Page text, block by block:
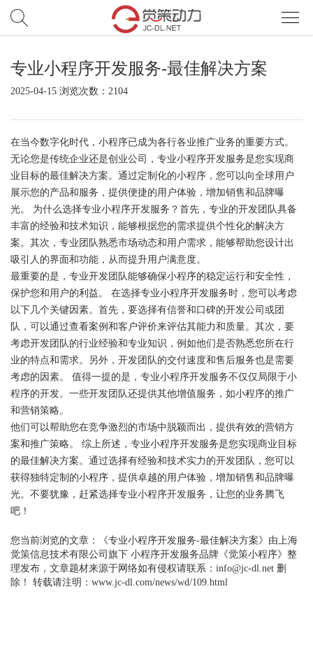
开
发
程
序/APP
开
发
例
觉
策
新
系
专业小程序开发服务-最佳解决方案
2025-04-15 浏览次数：2104
在当今数字化时代，小程序已成为各行各业推广业务的重要方式。
无论您是传统企业还是创业公司，专业小程序开发服务是您实现商
业目标的最佳解决方案。通过定制化的小程序，您可以向全球用户
展示您的产品和服务，提供便捷的用户体验，增加销售和品牌曝
光。 为什么选择专业小程序开发服务？首先，专业的开发团队具备
丰富的经验和技术知识，能够根据您的需求提供个性化的解决方
案。其次，专业团队熟悉市场动态和用户需求，能够帮助您设计出
吸引人的界面和功能，从而提升用户满意度。
最重要的是，专业开发团队能够确保小程序的稳定运行和安全性，
保护您和用户的利益。 在选择专业小程序开发服务时，您可以考虑
以下几个关键因素。首先，要选择有信誉和口碑的开发公司或团
队，可以通过查看案例和客户评价来评估其能力和质量。其次，要
考虑开发团队的行业经验和专业知识，例如他们是否熟悉您所在行
业的特点和需求。另外，开发团队的交付速度和售后服务也是需要
考虑的因素。 值得一提的是，专业小程序开发服务不仅仅局限于小
程序的开发。一些开发团队还提供其他增值服务，如小程序的推广
和营销策略。
他们可以帮助您在竞争激烈的市场中脱颖而出，提供有效的营销方
案和推广策略。 综上所述，专业小程序开发服务是您实现商业目标
的最佳解决方案。通过选择有经验和技术实力的开发团队，您可以
获得独特定制的小程序，提供卓越的用户体验，增加销售和品牌曝
光。不要犹豫，赶紧选择专业小程序开发服务，让您的业务腾飞
吧！
您当前浏览的文章： 《专业小程序开发服务-最佳解决方案》 由上海
觉策信息技术有限公司旗下 小程序开发服务品牌《觉策小程序》整
理发布，文章题材来源于网络如有侵权请联系：info@jc-dl.net 删
除！ 转载请注明：www.jc-dl.com/news/wd/109.html